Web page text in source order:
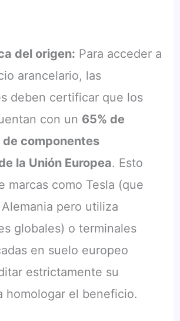
del origen: Para acceder a
arancelario, las
deben certificar que los
con un 65% de
componentes
la Unión Europea. Esto
marcas como Tesla (que
pero utiliza
globales) o terminales
en suelo europeo
estrictamente su
homologar el beneficio.